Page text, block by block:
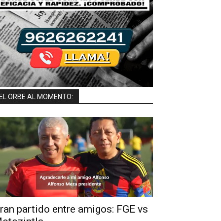
ORBE AL MOMENTO:
partido entre amigos: FGE vs